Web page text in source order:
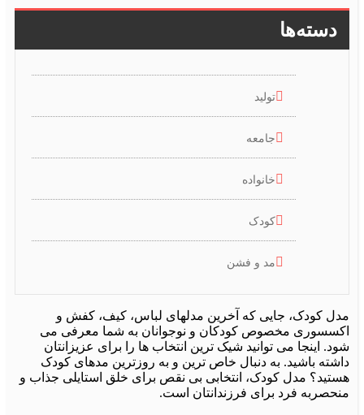
دسته‌ها
تولید
جامعه
خانواده
کودک
مد و فشن
کودک، جایی که آخرین مدلهای لباس، کیف، کفش و
مخصوص کودکان و نوجوانان به شما معرفی می
اینجا می توانید شیک ترین انتخاب ها را برای عزیزانتان
باشید. به دنبال خاص ترین و به روزترین مدهای کودک
مدل کودک، انتخابی بی نقص برای خلق استایلی جذاب و
فرد برای فرزندانتان است.